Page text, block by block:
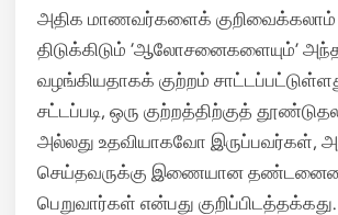
அதிக மாணவர்களைக்
திடுக்கிடும் ‘ஆலோசனைகளையும்’
வழங்கியதாகக் குற்றம்
சட்டப்படி, ஒரு குற்றத்திற்குத்
அல்லது உதவியாகவோ இருப்பவர்கள்,
செய்தவருக்கு இணையான
பெறுவார்கள் என்பது குறிப்பிடத்தக்கது.